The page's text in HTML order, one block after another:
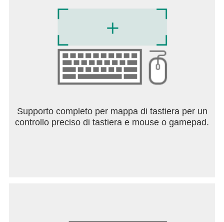
Supporto completo per mappa di tastiera per un
controllo preciso di tastiera e mouse o gamepad.